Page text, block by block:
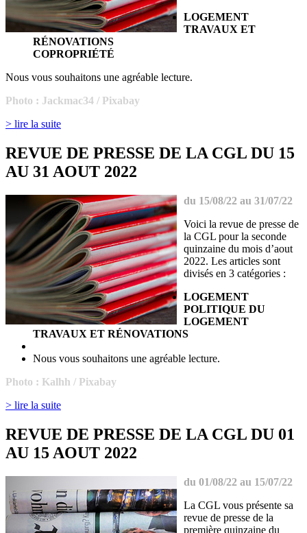
LOGEMENT
TRAVAUX ET
RÉNOVATIONS
COPROPRIÉTÉ
Nous vous souhaitons une agréable lecture.
Photo : Jackmac34 / Pixabay
> lire la suite
REVUE DE PRESSE DE LA CGL DU 15
AU 31 AOUT 2022
du 15/08/22 au 31/07/22
Voici la revue de presse de
la CGL pour la seconde
quinzaine du mois d’aout
2022. Les articles sont
divisés en 3 catégories :
LOGEMENT
POLITIQUE DU
LOGEMENT
TRAVAUX ET RÉNOVATIONS
Nous vous souhaitons une agréable lecture.
Photo : Kalhh / Pixabay
> lire la suite
REVUE DE PRESSE DE LA CGL DU 01
AU 15 AOUT 2022
du 01/08/22 au 15/07/22
La CGL vous présente sa
revue de presse de la
première quinzaine du